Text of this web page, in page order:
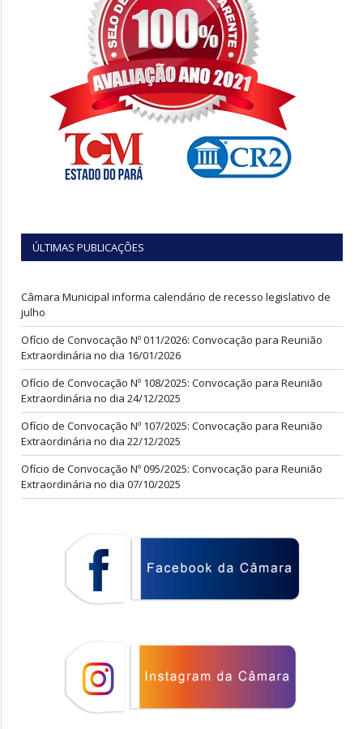
ÚLTIMAS PUBLICAÇÕES
Câmara Municipal informa calendário de recesso legislativo de
julho
Ofício de Convocação Nº 011/2026: Convocação para Reunião
Extraordinária no dia 16/01/2026
Ofício de Convocação Nº 108/2025: Convocação para Reunião
Extraordinária no dia 24/12/2025
Ofício de Convocação Nº 107/2025: Convocação para Reunião
Extraordinária no dia 22/12/2025
Ofício de Convocação Nº 095/2025: Convocação para Reunião
Extraordinária no dia 07/10/2025